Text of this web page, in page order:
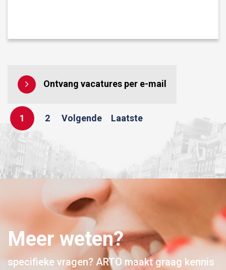
Ontvang vacatures per e-mail
1 2 Volgende Laatste
Meer weten?
specifieke vragen? ARTO maakt graag kennis